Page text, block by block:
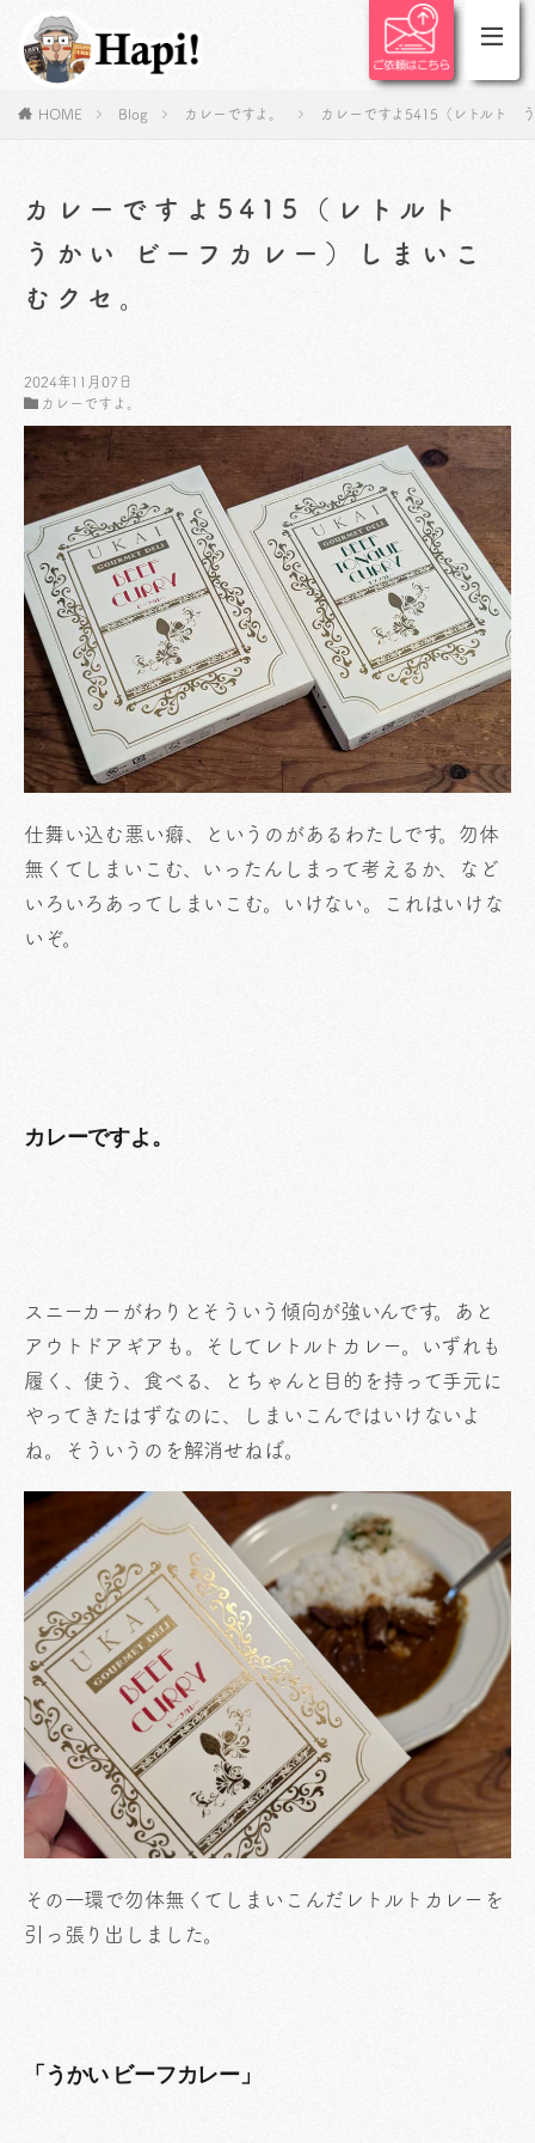
HOME Blog カレーですよ。 カレーですよ5415（レトルト
カレーですよ5415（レトルト
うかい ビーフカレー）しまいこ
むクセ。
2024年11月07日
カレーですよ。
仕舞い込む悪い癖、というのがあるわたしです。勿体
無くてしまいこむ、いったんしまって考えるか、など
いろいろあってしまいこむ。いけない。これはいけな
いぞ。
カレーですよ。
スニーカーがわりとそういう傾向が強いんです。あと
アウトドアギアも。そしてレトルトカレー。いずれも
履く、使う、食べる、とちゃんと目的を持って手元に
やってきたはずなのに、しまいこんではいけないよ
ね。そういうのを解消せねば。
その一環で勿体無くてしまいこんだレトルトカレーを
引っ張り出しました。
「うかい ビーフカレー」